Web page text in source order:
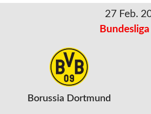
27 Feb.
Borussia Dortmund